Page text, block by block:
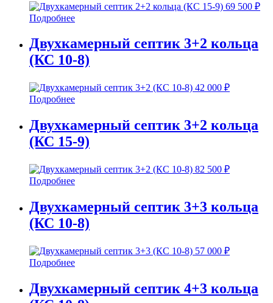
69 500 ₽
Подробнее
Двухкамерный септик 3+2 кольца
(КС 10-8)
42 000 ₽
Подробнее
Двухкамерный септик 3+2 кольца
(КС 15-9)
82 500 ₽
Подробнее
Двухкамерный септик 3+3 кольца
(КС 10-8)
57 000 ₽
Подробнее
Двухкамерный септик 4+3 кольца